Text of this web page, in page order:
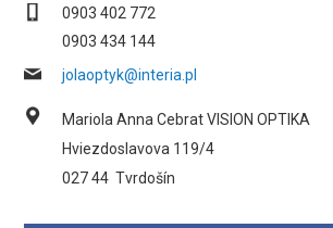
0903 402 772
0903 434 144
jolaoptyk@interia.pl
Mariola Anna Cebrat VISION OPTIKA
Hviezdoslavova 119/4
027 44 Tvrdošín